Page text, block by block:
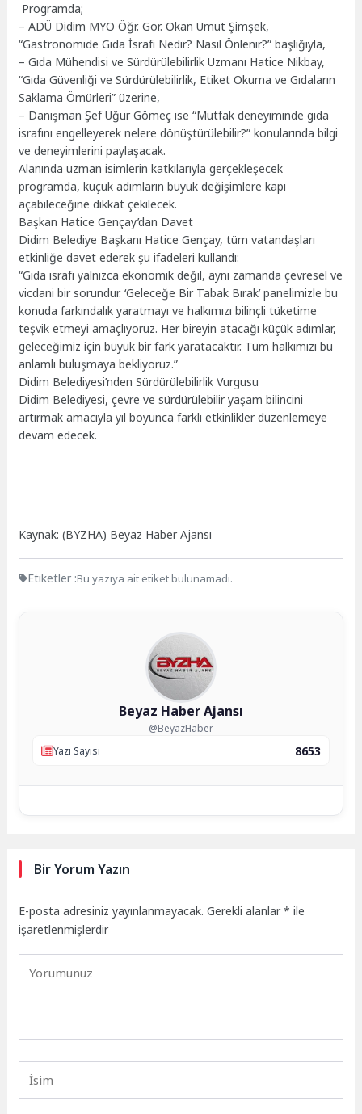
Programda;
– ADÜ Didim MYO Öğr. Gör. Okan Umut Şimşek,
“Gastronomide Gıda İsrafı Nedir? Nasıl Önlenir?” başlığıyla,
– Gıda Mühendisi ve Sürdürülebilirlik Uzmanı Hatice Nikbay,
“Gıda Güvenliği ve Sürdürülebilirlik, Etiket Okuma ve Gıdaların
Saklama Ömürleri” üzerine,
– Danışman Şef Uğur Gömeç ise “Mutfak deneyiminde gıda
israfını engelleyerek nelere dönüştürülebilir?” konularında bilgi
ve deneyimlerini paylaşacak.
Alanında uzman isimlerin katkılarıyla gerçekleşecek
programda, küçük adımların büyük değişimlere kapı
açabileceğine dikkat çekilecek.
Başkan Hatice Gençay’dan Davet
Didim Belediye Başkanı Hatice Gençay, tüm vatandaşları
etkinliğe davet ederek şu ifadeleri kullandı:
“Gıda israfı yalnızca ekonomik değil, aynı zamanda çevresel ve
vicdani bir sorundur. ‘Geleceğe Bir Tabak Bırak’ panelimizle bu
konuda farkındalık yaratmayı ve halkımızı bilinçli tüketime
teşvik etmeyi amaçlıyoruz. Her bireyin atacağı küçük adımlar,
geleceğimiz için büyük bir fark yaratacaktır. Tüm halkımızı bu
anlamlı buluşmaya bekliyoruz.”
Didim Belediyesi’nden Sürdürülebilirlik Vurgusu
Didim Belediyesi, çevre ve sürdürülebilir yaşam bilincini
artırmak amacıyla yıl boyunca farklı etkinlikler düzenlemeye
devam edecek.
Kaynak: (BYZHA) Beyaz Haber Ajansı
Etiketler :Bu yazıya ait etiket bulunamadı.
Beyaz Haber Ajansı
@BeyazHaber
Yazı Sayısı
8653
Bir Yorum Yazın
E-posta adresiniz yayınlanmayacak. Gerekli alanlar* ile
işaretlenmişlerdir